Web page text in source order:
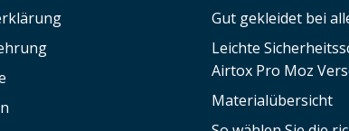
Gut gekleidet bei
Leichte
Airtox Pro Moz
Materialübersicht